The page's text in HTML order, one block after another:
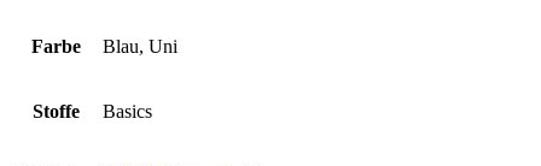
Farbe Blau, Uni
Stoffe Basics